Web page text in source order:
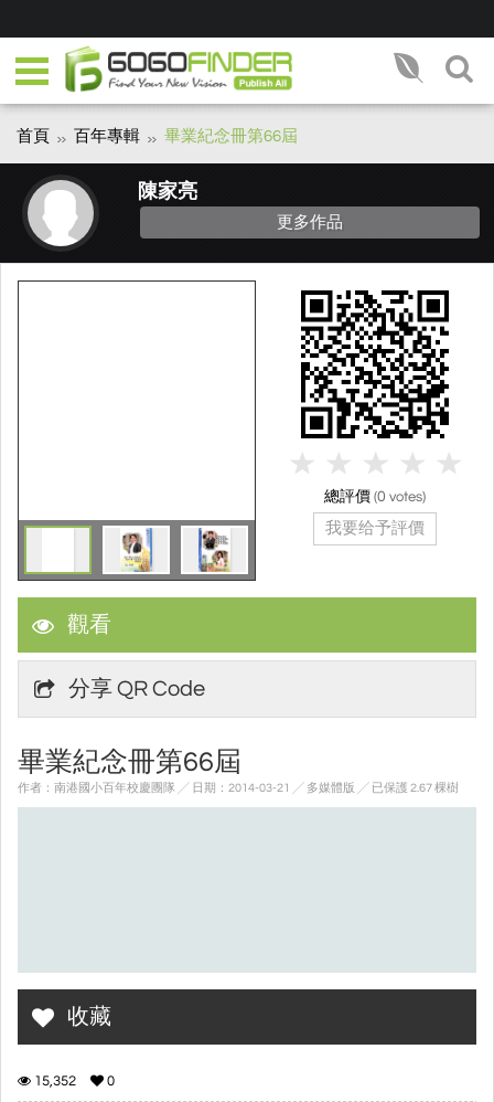
首頁 百年專輯 畢業紀念冊第66屆
陳家亮
更多作品
觀看
分享 QR Code
畢業紀念冊第66屆
作者：南港國小百年校慶團隊 ╱ 日期：2014-03-21 ╱ 多媒體版 ╱ 已保護 2.67 棵樹
收藏
15,352 0
總評價(0 votes)
我要给予評價